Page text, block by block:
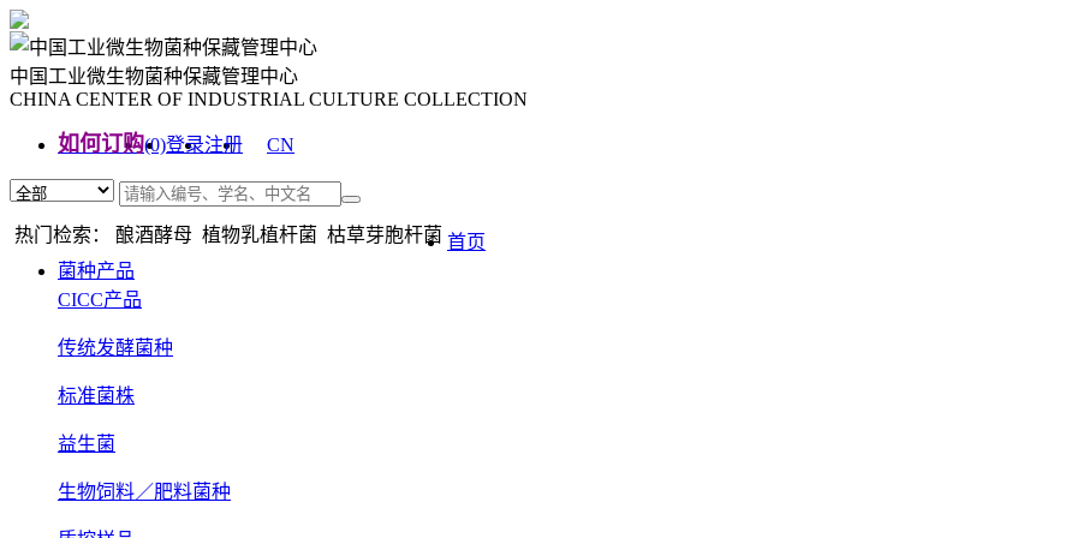
中国工业微生物菌种保藏管理中心
CHINA CENTER OF INDUSTRIAL CULTURE COLLECTION
如何订购(0)登录注册
CN
热门检索： 酿酒酵母 植物乳植杆菌 枯草芽胞杆菌 首页
菌种产品
CICC产品
传统发酵菌种
标准菌株
益生菌
生物饲料／肥料菌种